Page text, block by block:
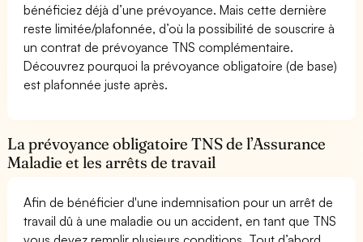
bénéficiez déjà d’une prévoyance. Mais cette dernière
reste limitée/plafonnée, d’où la possibilité de souscrire à
un contrat de prévoyance TNS complémentaire.
Découvrez pourquoi la prévoyance obligatoire (de base)
est plafonnée juste après.
La prévoyance obligatoire TNS de l’Assurance
Maladie et les arrêts de travail
Afin de bénéficier d'une indemnisation pour un arrêt de
travail dû à une maladie ou un accident, en tant que TNS